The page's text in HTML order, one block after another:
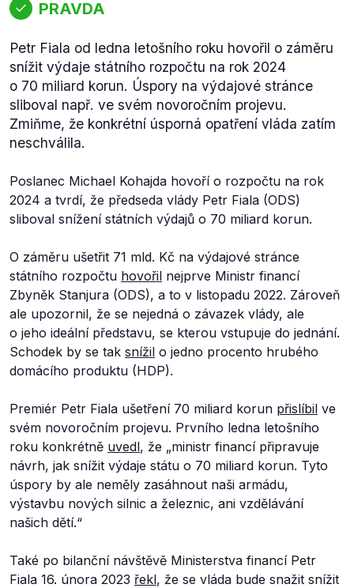
PRAVDA
Petr Fiala od ledna letošního roku hovořil o záměru
snížit výdaje státního rozpočtu na rok 2024
o 70 miliard korun. Úspory na výdajové stránce
sliboval např. ve svém novoročním projevu.
Zmiňme, že konkrétní úsporná opatření vláda zatím
neschválila.
Poslanec Michael Kohajda hovoří o rozpočtu na rok
2024 a tvrdí, že předseda vlády Petr Fiala (ODS)
sliboval snížení státních výdajů o 70 miliard korun.
O záměru ušetřit 71 mld. Kč na výdajové stránce
státního rozpočtu hovořil nejprve Ministr financí
Zbyněk Stanjura (ODS), a to v listopadu 2022. Zároveň
ale upozornil, že se nejedná o závazek vlády, ale
o jeho ideální představu, se kterou vstupuje do jednání.
Schodek by se tak snížil o jedno procento hrubého
domácího produktu (HDP).
Premiér Petr Fiala ušetření 70 miliard korun přislíbil ve
svém novoročním projevu. Prvního ledna letošního
roku konkrétně uvedl, že „ministr financí připravuje
návrh, jak snížit výdaje státu o 70 miliard korun. Tyto
úspory by ale neměly zasáhnout naši armádu,
výstavbu nových silnic a železnic, ani vzdělávání
našich dětí.“
Také po bilanční návštěvě Ministerstva financí Petr
Fiala 16. února 2023 řekl, že se vláda bude snažit snížit